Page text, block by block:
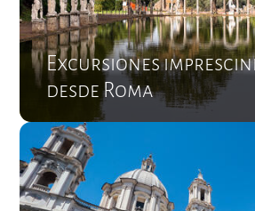
Excursiones
desde Roma